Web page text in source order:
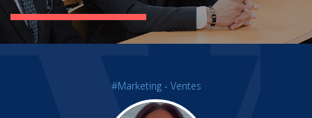
#Marketing - Ventes